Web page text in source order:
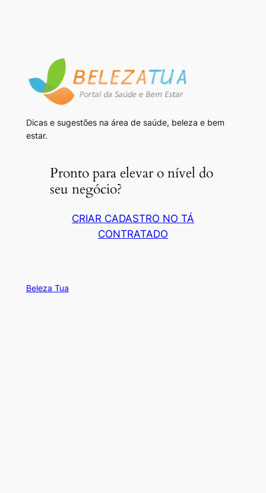
Dicas e sugestões na área de saúde, beleza e bem
estar.
Pronto para elevar o nível do
seu negócio?
CRIAR CADASTRO NO TÁ
CONTRATADO
Beleza Tua